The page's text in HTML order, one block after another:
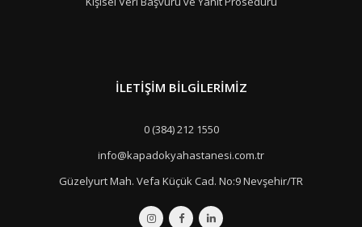
İLETIŞIM BILGILERIMIZ
0 (384) 212 1550
info@kapadokyahastanesi.com.tr
Güzelyurt Mah. Vefa Küçük Cad. No:9 Nevşehir/TR